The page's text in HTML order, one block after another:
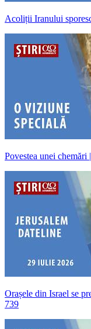
Acoliții Iranului
Povestea unei
Orașele din Israel se
739